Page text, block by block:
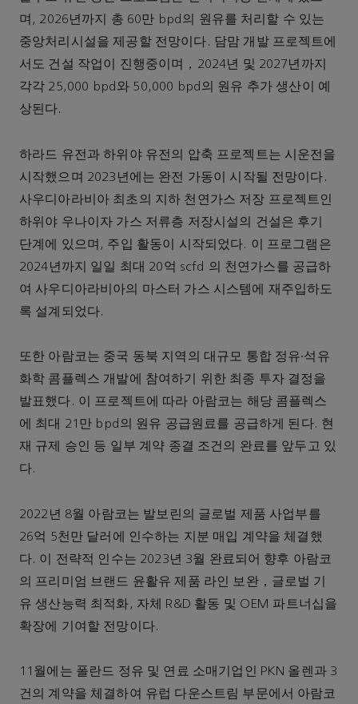
며, 2026년까지 총 60만 bpd의 원유를 처리할 수 있는
중앙처리시설을 제공할 전망이다. 담맘 개발 프로젝트에
서도 건설 작업이 진행중이며，2024년 및 2027년까지
각각 25,000 bpd와 50,000 bpd의 원유 추가 생산이 예
상된다.
하라드 유전과 하위야 유전의 압축 프로젝트는 시운전을
시작했으며 2023년에는 완전 가동이 시작될 전망이다.
사우디아라비아 최초의 지하 천연가스 저장 프로젝트인
하위야 우나이자 가스 저류층 저장시설의 건설은 후기
단계에 있으며, 주입 활동이 시작되었다. 이 프로그램은
2024년까지 일일 최대 20억 scfd 의 천연가스를 공급하
여 사우디아라비아의 마스터 가스 시스템에 재주입하도
록 설계되었다.
또한 아람코는 중국 동북 지역의 대규모 통합 정유∙석유
화학 콤플렉스 개발에 참여하기 위한 최종 투자 결정을
발표했다. 이 프로젝트에 따라 아람코는 해당 콤플렉스
에 최대 21만 bpd의 원유 공급원료를 공급하게 된다. 현
재 규제 승인 등 일부 계약 종결 조건의 완료를 앞두고 있
다.
2022년 8월 아람코는 발보린의 글로벌 제품 사업부를
26억 5천만 달러에 인수하는 지분 매입 계약을 체결했
다. 이 전략적 인수는 2023년 3월 완료되어 향후 아람코
의 프리미엄 브랜드 윤활유 제품 라인 보완，글로벌 기
유 생산능력 최적화, 자체 R&D 활동 및 OEM 파트너십을
확장에 기여할 전망이다.
11월에는 폴란드 정유 및 연료 소매기업인 PKN 올렌과 3
건의 계약을 체결하여 유럽 다운스트림 부문에서 아람코